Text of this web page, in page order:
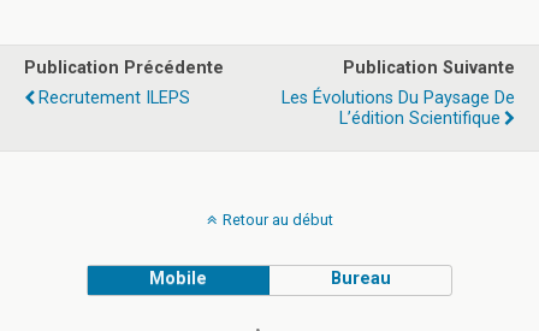
Publication Précédente
Recrutement ILEPS
Publication Suivante
Les Évolutions Du Paysage De
L’édition Scientifique
Retour au début
Mobile Bureau